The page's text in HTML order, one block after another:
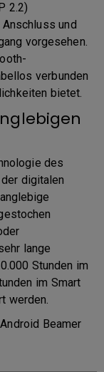
2.2)
und
vorgesehen.
verbunden
bietet.
des
digitalen
lange
Stunden im
im Smart
werden.
Beamer